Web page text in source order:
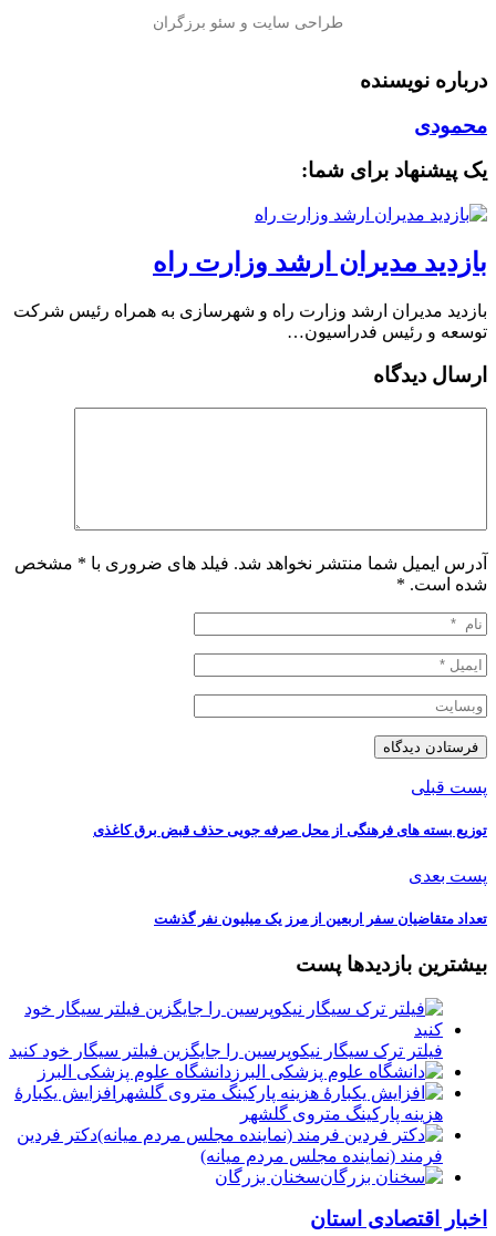
درباره نویسنده
محمودی
یک پیشنهاد برای شما:
بازدید مدیران ارشد وزارت راه
بازدید مدیران ارشد وزارت راه و شهرسازی به همراه رئیس شرکت
توسعه و رئیس فدراسیون…
ارسال دیدگاه
آدرس ایمیل شما منتشر نخواهد شد. فیلد های ضروری با * مشخص
شده است. *
پست قبلی
توزیع بسته های فرهنگی از محل صرفه جویی حذف قبض برق کاغذی
پست بعدی
تعداد متقاضیان سفر اربعین از مرز یک میلیون نفر گذشت
بیشترین بازدیدها پست
فیلتر ترک سیگار نیکوپرسین را جایگزین فیلتر سیگار خود کنید
دانشگاه علوم پزشکی البرز
افزایش یکبارۀ
هزینه پارکینگ متروی گلشهر
دكتر فردين
فرمند (نماينده مجلس مردم میانه)
سخنان بزرگان
اخبار اقتصادی استان